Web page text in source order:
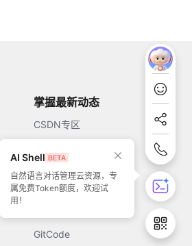
掌握最新动态
CSDN专区
51CTO
GitCode
AI Shell
自然语言对话管理云资源，专
属免费Token额度，欢迎试
用！